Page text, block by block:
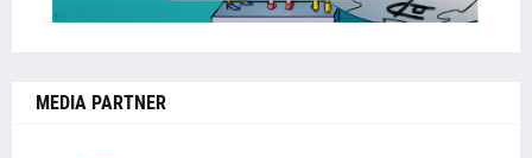
MEDIA PARTNER